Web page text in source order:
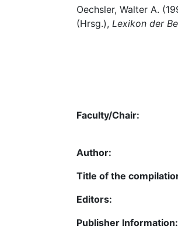
Oechsler, Walter A.
(Hrsg.), Lexikon der
Faculty/Chair:
Author:
Title of the
Editors:
Publisher Information: